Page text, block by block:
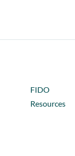
FIDO
Resources